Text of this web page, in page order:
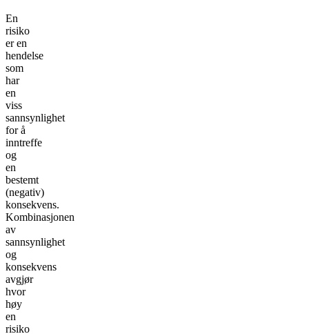
En
risiko
er en
hendelse
som
har
en
viss
sannsynlighet
for å
inntreffe
og
en
bestemt
(negativ)
konsekvens.
Kombinasjonen
av
sannsynlighet
og
konsekvens
avgjør
hvor
høy
en
risiko